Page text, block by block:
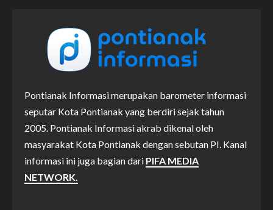
Pontianak Informasi merupakan barometer informasi
seputar Kota Pontianak yang berdiri sejak tahun
2005. Pontianak Informasi akrab dikenal oleh
masyarakat Kota Pontianak dengan sebutan PI. Kanal
informasi ini juga bagian dari PIFA MEDIA
NETWORK.